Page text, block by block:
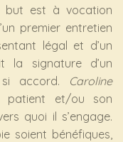
but est à vocation
premier entretien
légal et d’un
la signature d’un
accord. Caroline
patient et/ou son
quoi il s’engage.
soient bénéfiques,